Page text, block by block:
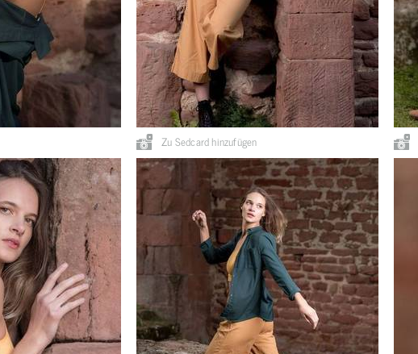
Zu Sedcard hinzufügen